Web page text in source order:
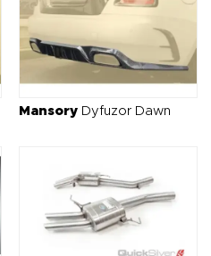
Mansory Dyfuzor Dawn